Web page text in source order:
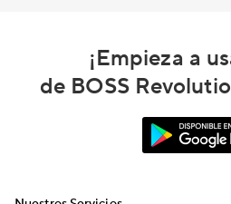
¡Empieza a
de BOSS